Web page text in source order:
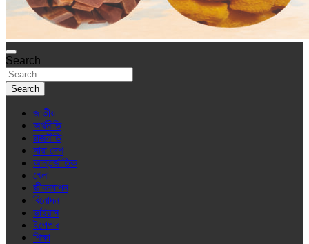
Search
Search
জাতীয়
অর্থনীতি
রাজনীতি
সারা দেশ
আন্তর্জাতিক
খেলা
জীবনযাপন
বিনোদন
ভাইরাস
ইপেপার
শিক্ষা